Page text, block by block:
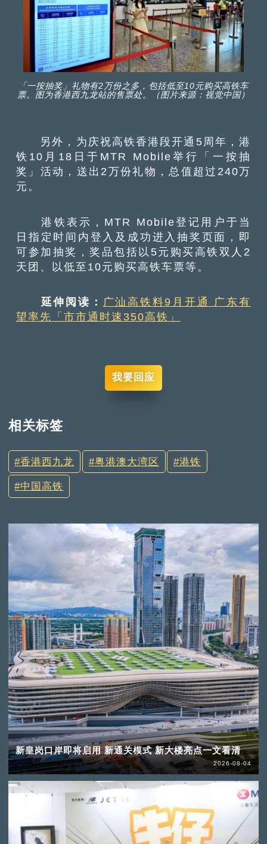
「一按抽奖」礼物有2万份之多，包括低至10元购买高铁车
票。图为香港西九龙站的售票处。（图片来源：视觉中国）
另外，为庆祝高铁香港段开通5周年，港
铁10月18日于MTR Mobile举行「一按抽
奖」活动，送出2万份礼物，总值超过240万
元。
港铁表示，MTR Mobile登记用户于当
日指定时间内登入及成功进入抽奖页面，即
可参加抽奖，奖品包括以5元购买高铁双人2
天团、以低至10元购买高铁车票等。
延伸阅读： 广汕高铁料9月开通 广东有
望率先「市市通时速350高铁」
我要回应
相关标签
香港西九龙 粤港澳大湾区 港铁
中国高铁
新皇岗口岸即将启用 新通关模式 新大楼亮点一文看清
2026-08-04